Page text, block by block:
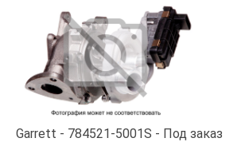
Garrett 784521-5001S Под заказ